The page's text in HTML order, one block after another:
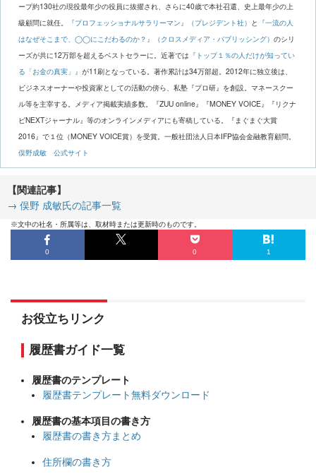
ープ約130社の現役最年少の役員に抜擢され、さらに40歳で本社召還、史上最年少の上
級顧問に就任。
『プロフェッショナルサラリーマン』（プレジデント社） と 『一流の人
はなぜそこまで、◯◯にこだわるのか？』（クロスメディア・パブリッシング） のシリ
ーズが共に12万部を超えるベストセラーに。近著では 『トップ１％の人だけが知ってい
る「お金の真実」』 が11刷となっている。著作累計は34万部超。2012年に独立後は、
ビジネスオーナーや投資家としての活動の傍ら、私塾『プロ研』を創設。マネースクー
ル等を主宰する。メディア掲載実績多数。『ZUU online』『MONEY VOICE』『リクナ
ビNEXTジャーナル』等のオンラインメディアにも寄稿している。『まぐまぐ大賞
2016』で１位（MONEY VOICE賞）を受賞。一般社団法人日本IFP協会金融教育顧問。
俣野成敏 公式サイト
【関連記事】
→ 俣野 成敏氏の記事一覧
※文中の社名・所属等は、取材時または更新時のものです。
0 0 1
お役立ちリンク
履歴書ガイド一覧
履歴書のテンプレート
履歴書テンプレート無料ダウンロード
履歴書の基本項目の書き方
履歴書の書き方まとめ
住所欄の書き方